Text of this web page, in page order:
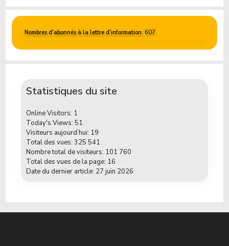
Nombres d'abonnés à la lettre d'information: 607
Statistiques du site
Online Visitors: 1
Today's Views:51
Visiteurs aujourd’hui: 19
Total des vues:325 541
Nombre total de visiteurs: 101 760
Total des vues de la page: 16
Date du dernier article: 27 juin 2026